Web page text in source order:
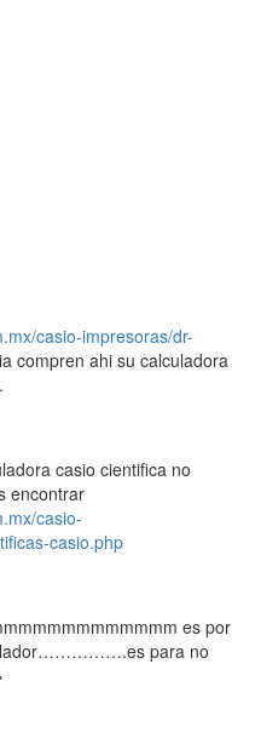
casio-impresoras/dr-
compren ahi su calculadora
casio cientifica no
encontrar
casio-
casio.php
es por
para no